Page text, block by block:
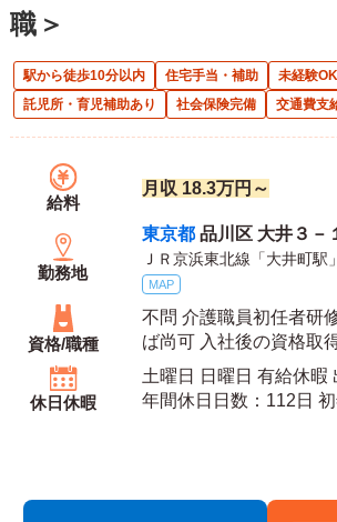
職＞
駅から徒歩10分以内 住宅手当・補助 未経験OK
託児所・育児補助あり
社会保険完備 交通費支
給料
月収 18.3万円～
勤務地
東京都 品川区 大井３－
ＪＲ京浜東北線「大井町駅
MAP
資格/職種
不問 介護職員初任者研
ば尚可 入社後の資格取
休日休暇
土曜日 日曜日 有給休暇
年間休日日数：112日 初年度有給日数：10日 最